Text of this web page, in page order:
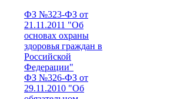
ФЗ №323-ФЗ от
21.11.2011 "Об
основах охраны
здоровья граждан в
Российской
Федерации"
ФЗ №326-ФЗ от
29.11.2010 "Об